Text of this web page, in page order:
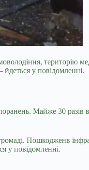
територію
у повідомленні.
Майже 30
Пошкодженв
у повідомленні.